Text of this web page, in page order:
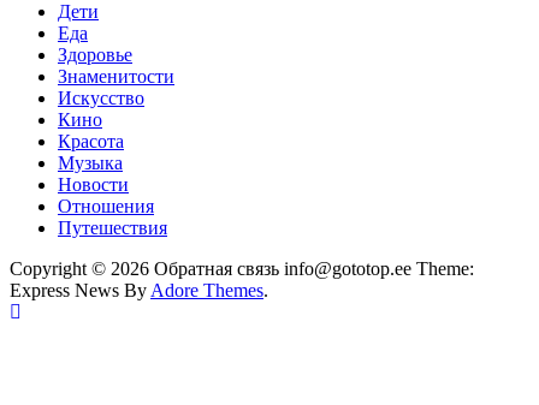
Дети
Еда
Здоровье
Знаменитости
Искусство
Кино
Красота
Музыка
Новости
Отношения
Путешествия
Copyright © 2026 Обратная связь info@gototop.ee Theme:
Express News By Adore Themes.